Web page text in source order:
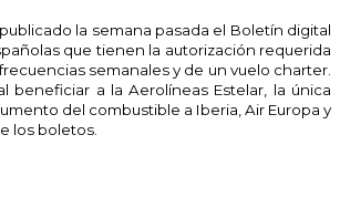
la semana pasada el Boletín digital
que tienen la autorización requerida
semanales y de un vuelo charter.
beneficiar a la Aerolíneas Estelar, la única
del combustible a Iberia, Air Europa y
los boletos.